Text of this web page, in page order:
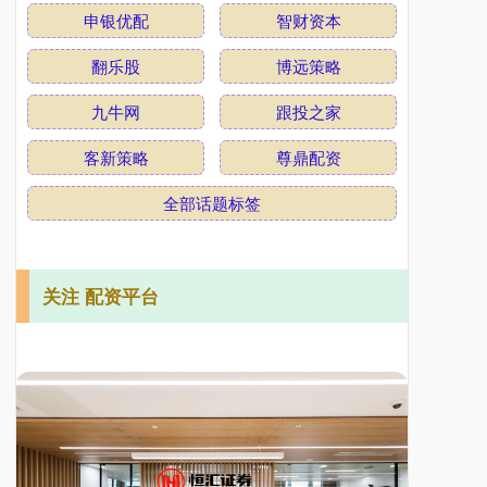
申银优配
智财资本
翻乐股
博远策略
九牛网
跟投之家
客新策略
尊鼎配资
全部话题标签
关注 配资平台